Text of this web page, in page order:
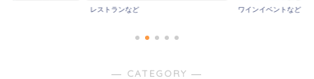
ワインイベントなど おすすめワイン
― CATEGORY ―